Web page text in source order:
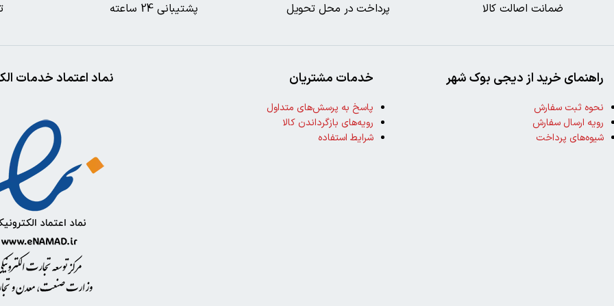
ضمانت اصالت کالا پرداخت در محل تحویل پشتیبانی 24 ساعته
نماد اعتماد خدمات خدمات مشتریان
پاسخ به پرسش‌های متداول
رویه‌های بازگرداندن کالا
شرایط استفاده
راهنمای خرید از دیجی بوک شهر
نحوه ثبت سفارش
رویه ارسال سفارش
شیوه‌های پرداخت